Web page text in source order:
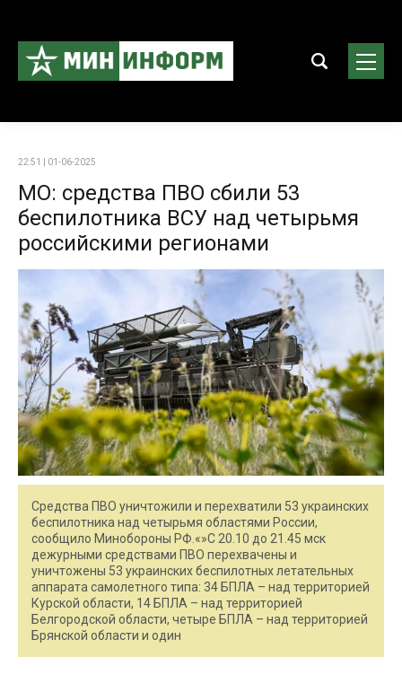
22:51 | 01-06-2025
МО: средства ПВО сбили 53
беспилотника ВСУ над четырьмя
российскими регионами
Средства ПВО уничтожили и перехватили 53 украинских
беспилотника над четырьмя областями России,
сообщило Минобороны РФ.«»С 20.10 до 21.45 мск
дежурными средствами ПВО перехвачены и
уничтожены 53 украинских беспилотных летательных
аппарата самолетного типа: 34 БПЛА – над территорией
Курской области, 14 БПЛА – над территорией
Белгородской области, четыре БПЛА – над территорией
Брянской области и один